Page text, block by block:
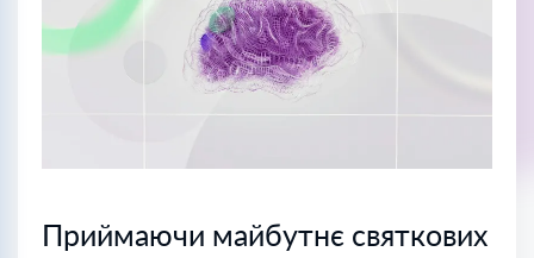
Приймаючи майбутнє святкових